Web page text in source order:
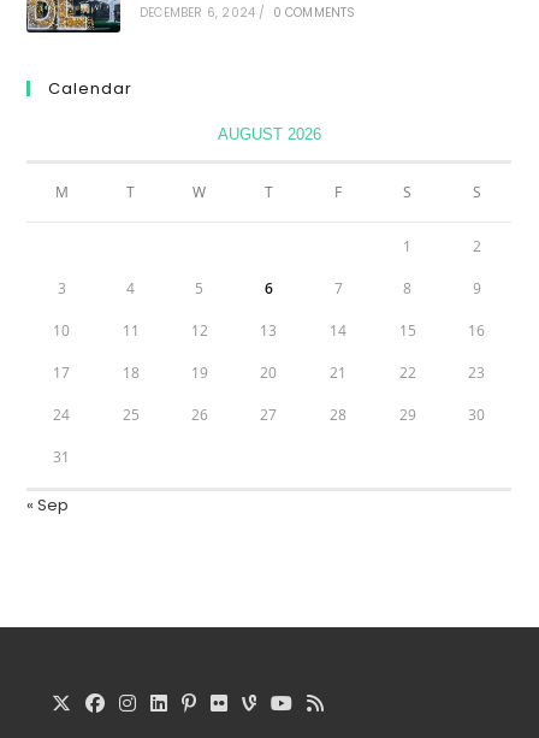
DECEMBER 6, 2024 / 0 COMMENTS
Calendar
AUGUST 2026
M T W T F S S
1 2
3 4 5 6 7 8 9
10 11 12 13 14 15 16
17 18 19 20 21 22 23
24 25 26 27 28 29 30
31
« Sep